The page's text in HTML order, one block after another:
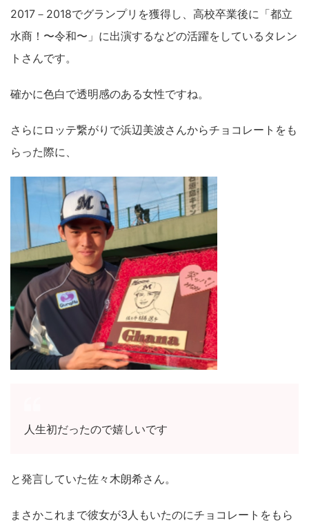
2017－2018でグランプリを獲得し、高校卒業後に「都立
水商！〜令和〜」に出演するなどの活躍をしているタレン
トさんです。
確かに色白で透明感のある女性ですね。
さらにロッテ繋がりで浜辺美波さんからチョコレートをも
らった際に、
人生初だったので嬉しいです
と発言していた佐々木朗希さん。
まさかこれまで彼女が3人もいたのにチョコレートをもら